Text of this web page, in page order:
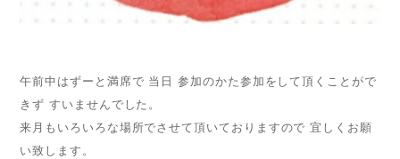
午前中はずーと満席で 当日 参加のかた参加をして頂くことがで
きず すいませんでした。
来月もいろいろな場所でさせて頂いておりますので 宜しくお願
い致します。